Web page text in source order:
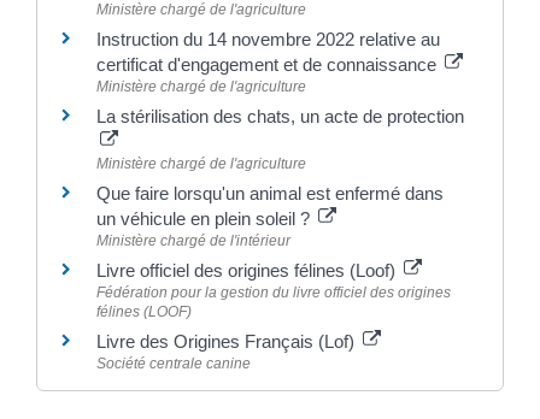
Ministère chargé de l'agriculture
Instruction du 14 novembre 2022 relative au
certificat d'engagement et de connaissance
Ministère chargé de l'agriculture
La stérilisation des chats, un acte de protection
Ministère chargé de l'agriculture
Que faire lorsqu'un animal est enfermé dans
un véhicule en plein soleil ?
Ministère chargé de l'intérieur
Livre officiel des origines félines (Loof)
Fédération pour la gestion du livre officiel des origines
félines (LOOF)
Livre des Origines Français (Lof)
Société centrale canine